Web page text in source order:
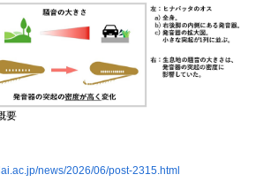
要
news/2026/06/post-2315.html